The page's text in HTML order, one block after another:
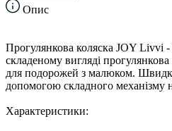
Опис
Прогулянкова коляска JOY Livvi -
складеному вигляді прогулянкова
для подорожей з малюком.
допомогою складного механізму
Характеристики: